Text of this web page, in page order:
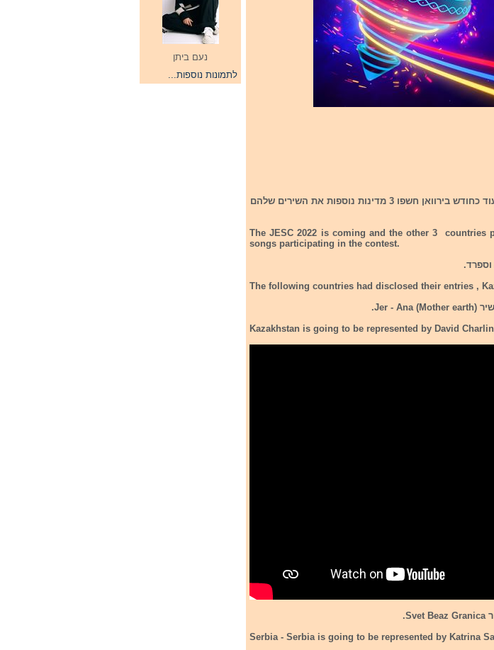
נעם ביתן
לתמונות נוספות...
לקראת תחרות אירוויזיון הילדים 2022 המתקיימת בעוד כחודש בירוואן חשפו 3 מדינות נוספות את השירים שלהם
The JESC 2022 is coming and the other 3
songs participating in the contest.
The following countries had disclosed their entries ,
Kazakhstan is going to be represented by David
Serbia- Serbia is going to be represented by Katrina